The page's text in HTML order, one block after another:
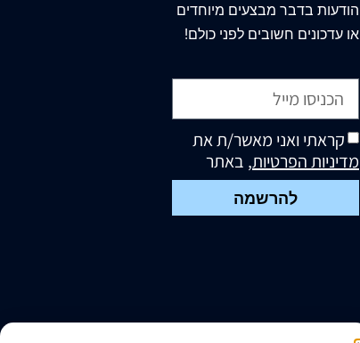
הודעות בדבר מבצעים מיוחדים
או עדכונים חשובים לפני כולם!
קראתי ואני מאשר/ת את
מדיניות הפרטיות, באתר
להרשמה